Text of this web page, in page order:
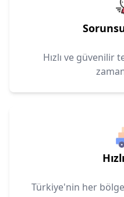
Hızlı ve güvenilir
Türkiye'nin her